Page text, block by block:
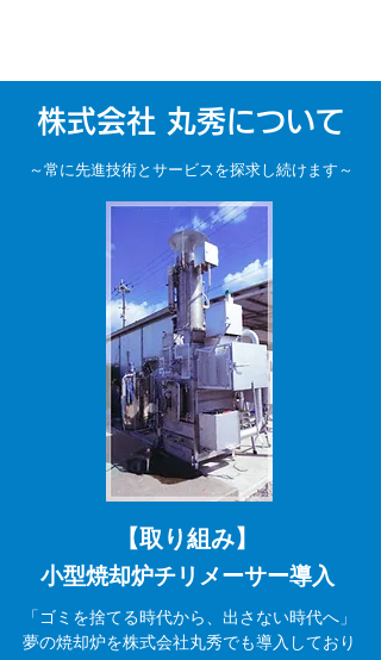
株式会社 丸秀について
～常に先進技術とサービスを探求し続けます～
【取り組み】
小型焼却炉チリメーサー導入
「ゴミを捨てる時代から、出さない時代へ」
夢の焼却炉を株式会社丸秀でも導入しており